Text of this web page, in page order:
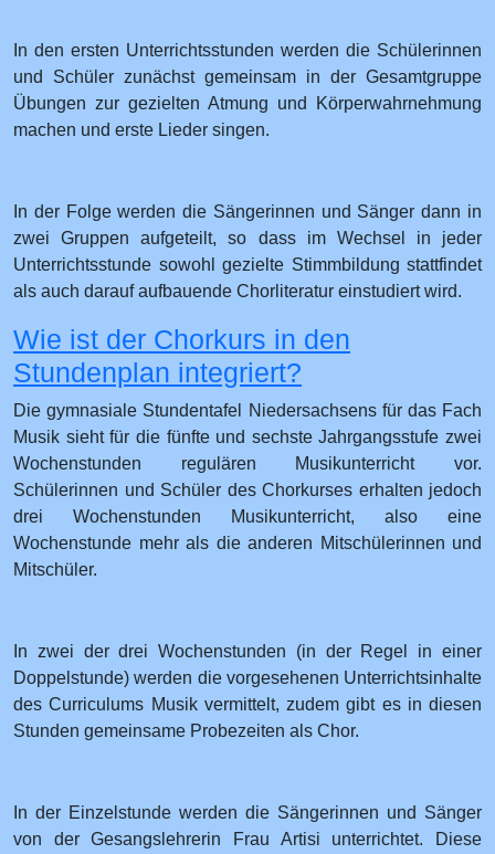
In den ersten Unterrichtsstunden werden die Schülerinnen
und Schüler zunächst gemeinsam in der Gesamtgruppe
Übungen zur gezielten Atmung und Körperwahrnehmung
machen und erste Lieder singen.
In der Folge werden die Sängerinnen und Sänger dann in
zwei Gruppen aufgeteilt, so dass im Wechsel in jeder
Unterrichtsstunde sowohl gezielte Stimmbildung stattfindet
als auch darauf aufbauende Chorliteratur einstudiert wird.
Wie ist der Chorkurs in den
Stundenplan integriert?
Die gymnasiale Stundentafel Niedersachsens für das Fach
Musik sieht für die fünfte und sechste Jahrgangsstufe zwei
Wochenstunden regulären Musikunterricht vor.
Schülerinnen und Schüler des Chorkurses erhalten jedoch
drei Wochenstunden Musikunterricht, also eine
Wochenstunde mehr als die anderen Mitschülerinnen und
Mitschüler.
In zwei der drei Wochenstunden (in der Regel in einer
Doppelstunde) werden die vorgesehenen Unterrichtsinhalte
des Curriculums Musik vermittelt, zudem gibt es in diesen
Stunden gemeinsame Probezeiten als Chor.
In der Einzelstunde werden die Sängerinnen und Sänger
von der Gesangslehrerin Frau Artisi unterrichtet. Diese